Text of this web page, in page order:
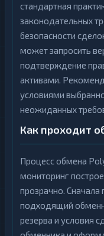
стандартная
законодательных
безопасности
может запросить
подтверждение
активами.
условиями
неожиданных
Как проходит
Процесс обмена
мониторинг
прозрачно. Сначала
подходящий
резерва и условия